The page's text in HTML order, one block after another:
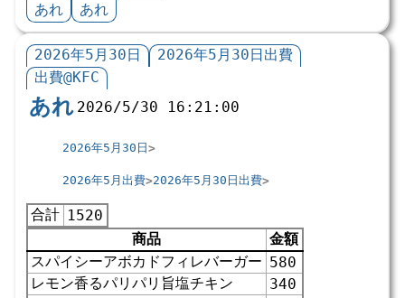
あれ
あれ
2026年5月30日
2026年5月30日出費
出費@KFC
あれ 2026/5/30 16:21:00
2026年5月30日
2026年5月出費 2026年5月30日出費
合計 1520
商品
金額
スパイシーアボカドフィレバーガー 580
レモン香るパリパリ旨塩チキン
340